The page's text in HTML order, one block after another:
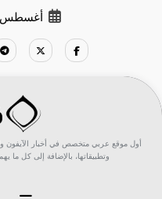
أغسطس 7,
أول موقع عربي متخصص في أخبار الآيفون
وتطبيقاتها، بالإضافة إلى كل ما